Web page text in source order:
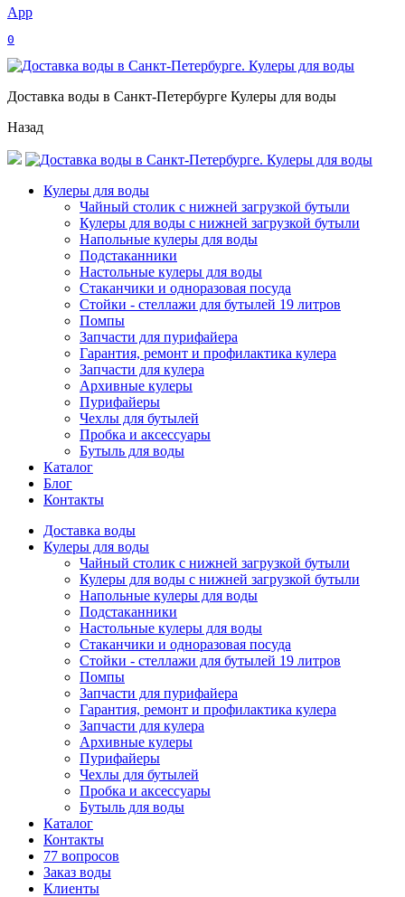
App
0
Доставка воды в Санкт-Петербурге Кулеры для воды
Назад
Кулеры для воды
Чайный столик с нижней загрузкой бутыли
Кулеры для воды с нижней загрузкой бутыли
Напольные кулеры для воды
Подстаканники
Настольные кулеры для воды
Стаканчики и одноразовая посуда
Стойки - стеллажи для бутылей 19 литров
Помпы
Запчасти для пурифайера
Гарантия, ремонт и профилактика кулера
Запчасти для кулера
Архивные кулеры
Пурифайеры
Чехлы для бутылей
Пробка и аксессуары
Бутыль для воды
Каталог
Блог
Контакты
Доставка воды
Кулеры для воды
Чайный столик с нижней загрузкой бутыли
Кулеры для воды с нижней загрузкой бутыли
Напольные кулеры для воды
Подстаканники
Настольные кулеры для воды
Стаканчики и одноразовая посуда
Стойки - стеллажи для бутылей 19 литров
Помпы
Запчасти для пурифайера
Гарантия, ремонт и профилактика кулера
Запчасти для кулера
Архивные кулеры
Пурифайеры
Чехлы для бутылей
Пробка и аксессуары
Бутыль для воды
Каталог
Контакты
77 вопросов
Заказ воды
Клиенты